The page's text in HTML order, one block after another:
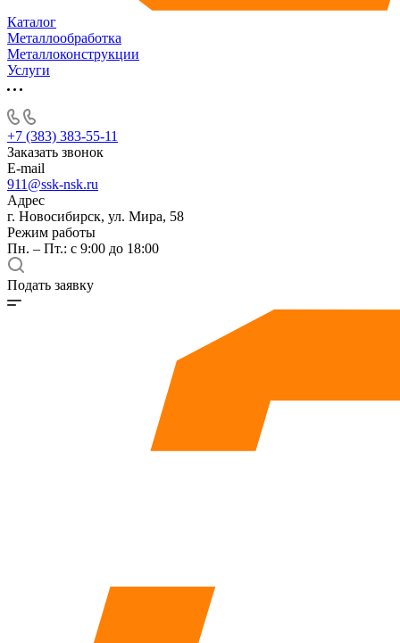
Каталог
Металлообработка
Металлоконструкции
Услуги
+7 (383) 383-55-11
Заказать звонок
E-mail
911@ssk-nsk.ru
Адрес
г. Новосибирск, ул. Мира, 58
Режим работы
Пн. – Пт.: с 9:00 до 18:00
Подать заявку